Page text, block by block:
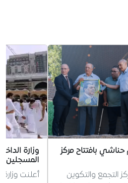
بافتتاح مركز
التجمع والتكوين
وزارة
المسجلين
أعلنت